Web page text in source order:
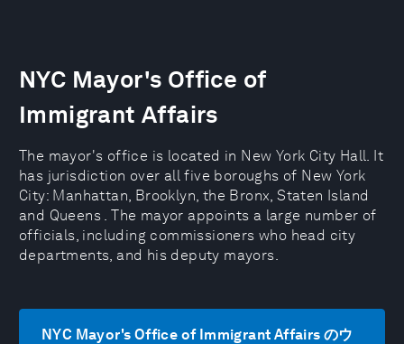
NYC Mayor's Office of
Immigrant Affairs
The mayor's office is located in New York City Hall. It
has jurisdiction over all five boroughs of New York
City: Manhattan, Brooklyn, the Bronx, Staten Island
and Queens . The mayor appoints a large number of
officials, including commissioners who head city
departments, and his deputy mayors.
NYC Mayor's Office of Immigrant Affairs のウ